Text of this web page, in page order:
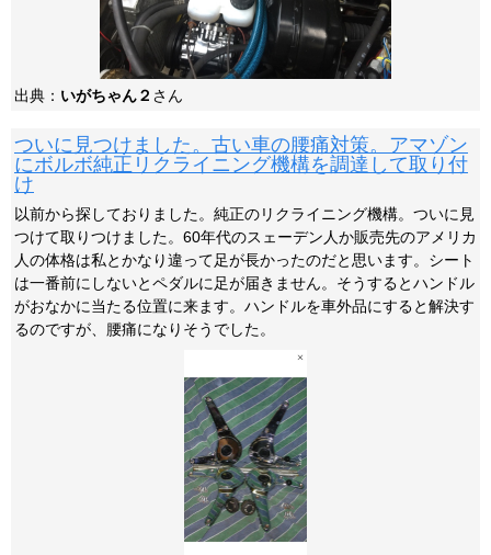
出典： いがちゃん２ さん
ついに見つけました。古い車の腰痛対策。アマゾン
にボルボ純正リクライニング機構を調達して取り付
け
以前から探しておりました。純正のリクライニング機構。ついに見
つけて取りつけました。60年代のスェーデン人か販売先のアメリカ
人の体格は私とかなり違って足が長かったのだと思います。シート
は一番前にしないとペダルに足が届きません。そうするとハンドル
がおなかに当たる位置に来ます。ハンドルを車外品にすると解決す
るのですが、腰痛になりそうでした。